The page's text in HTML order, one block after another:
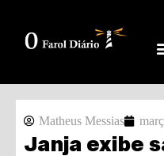
Matheus Messias
Janja exibe